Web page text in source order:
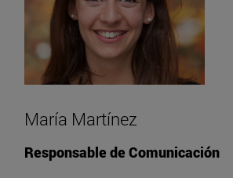
María Martínez
Responsable de Comunicación